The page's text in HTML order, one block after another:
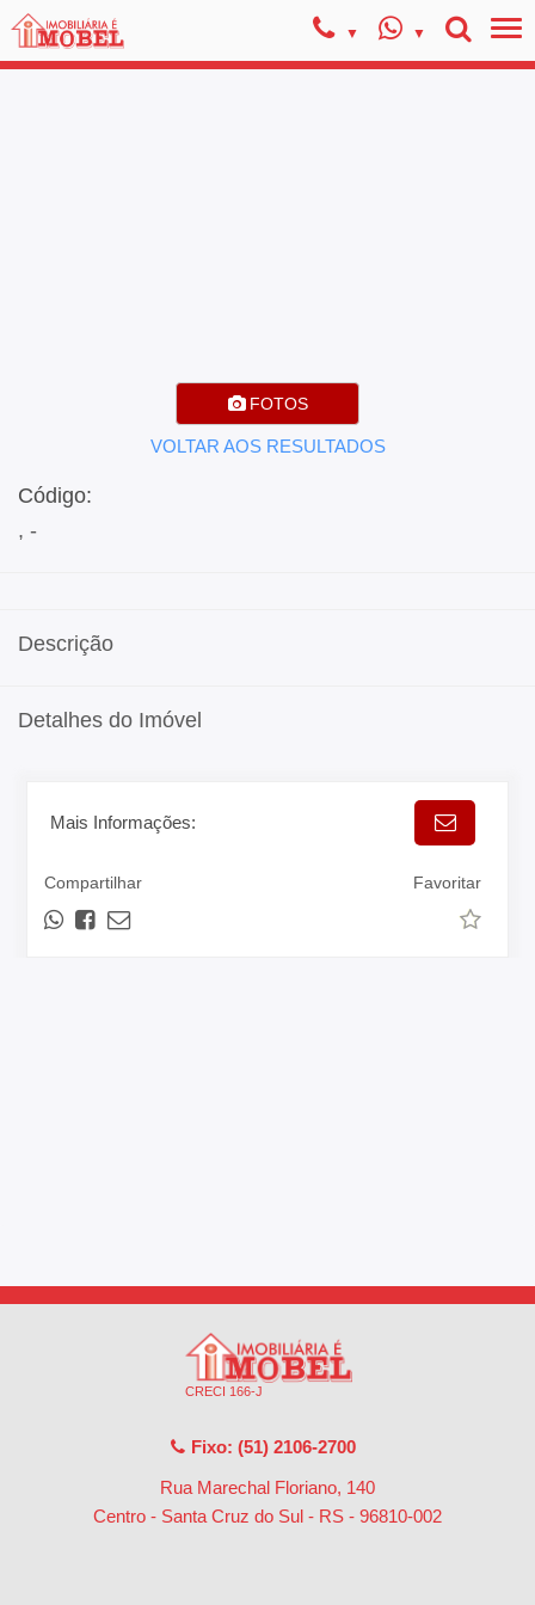
FOTOS
VOLTAR AOS RESULTADOS
Código:
, -
Descrição
Detalhes do Imóvel
Mais Informações:
Compartilhar Favoritar
CRECI 166-J
Fixo: (51) 2106-2700
Rua Marechal Floriano, 140
Centro - Santa Cruz do Sul - RS - 96810-002